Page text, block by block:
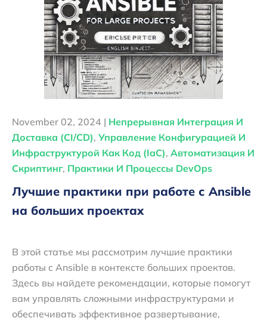
November 02, 2024 | Непрерывная Интеграция И
Доставка (CI/CD), Управление Конфигурацией И
Инфраструктурой Как Код (IaC), Автоматизация И
Скриптинг, Практики И Процессы DevOps
Лучшие практики при работе с Ansible
на больших проектах
В этой статье мы рассмотрим лучшие практики
работы с Ansible в контексте больших проектов.
Здесь вы найдете рекомендации, которые помогут
вам управлять сложными инфраструктурами и
обеспечивать эффективное развертывание,